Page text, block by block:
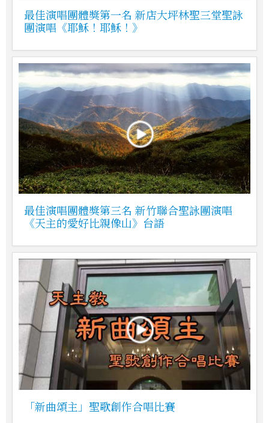
最佳演唱團體獎第一名 新店大坪林聖三堂聖詠
團演唱《耶穌！耶穌！》
最佳演唱團體獎第三名 新竹聯合聖詠團演唱
《天主的愛好比親像山》台語
「新曲頌主」聖歌創作合唱比賽